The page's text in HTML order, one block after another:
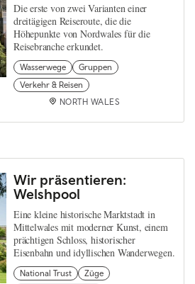
Die erste von zwei Varianten einer
dreitägigen Reiseroute, die die
Höhepunkte von Nordwales für die
Reisebranche erkundet.
Wasserwege
Gruppen
Verkehr & Reisen
NORTH WALES
Wir präsentieren:
Welshpool
Eine kleine historische Marktstadt in
Mittelwales mit moderner Kunst, einem
prächtigen Schloss, historischer
Eisenbahn und idyllischen Wanderwegen.
National Trust
Züge